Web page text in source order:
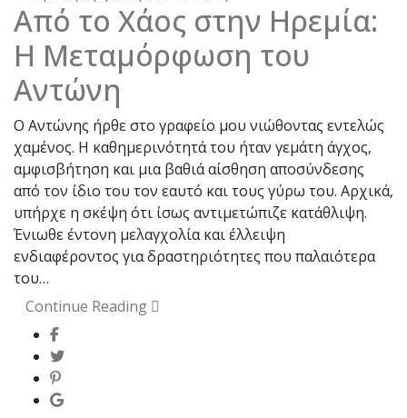
Από το Χάος στην Ηρεμία:
Η Μεταμόρφωση του
Αντώνη
Ο Αντώνης ήρθε στο γραφείο μου νιώθοντας εντελώς
χαμένος. Η καθημερινότητά του ήταν γεμάτη άγχος,
αμφισβήτηση και μια βαθιά αίσθηση αποσύνδεσης
από τον ίδιο του τον εαυτό και τους γύρω του. Αρχικά,
υπήρχε η σκέψη ότι ίσως αντιμετώπιζε κατάθλιψη.
Ένιωθε έντονη μελαγχολία και έλλειψη
ενδιαφέροντος για δραστηριότητες που παλαιότερα
του…
Continue Reading